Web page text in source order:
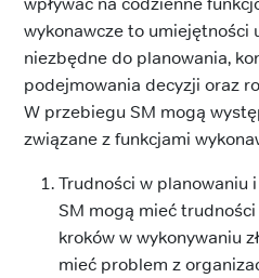
wykonawcze to umiejętności
niezbędne do planowania,
podejmowania decyzji oraz
W przebiegu SM mogą
związane z funkcjami
Trudności w planowaniu
SM mogą mieć
kroków w wykonywaniu
mieć problem z